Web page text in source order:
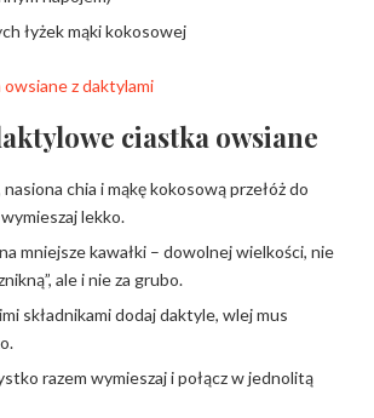
łyżek mąki kokosowej
ciastka owsiane
chia i mąkę kokosową przełóż do
lekko.
mniejsze kawałki – dowolnej wielkości, nie
ale i nie za grubo.
składnikami dodaj daktyle, wlej mus
razem wymieszaj i połącz w jednolitą